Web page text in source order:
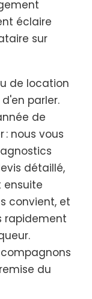
éclaire
sur
de location
parler.
de
nous vous
détaillé,
ensuite
convient, et
rapidement
du